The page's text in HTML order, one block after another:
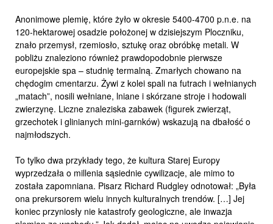
Anonimowe plemię, które żyło w okresie 5400-4700 p.n.e. na
120-hektarowej osadzie położonej w dzisiejszym Ploczniku,
znało przemysł, rzemiosło, sztukę oraz obróbkę metali. W
pobliżu znaleziono również prawdopodobnie pierwsze
europejskie spa – studnię termalną. Zmarłych chowano na
chędogim cmentarzu. Żywi z kolei spali na futrach i wełnianych
„matach”, nosili wełniane, lniane i skórzane stroje i hodowali
zwierzynę. Liczne znaleziska zabawek (figurek zwierząt,
grzechotek i glinianych mini-garnków) wskazują na dbałość o
najmłodszych.
To tylko dwa przykłady tego, że kultura Starej Europy
wyprzedzała o millenia sąsiednie cywilizacje, ale mimo to
została zapomniana. Pisarz Richard Rudgley odnotował: „Była
ona prekursorem wielu innych kulturalnych trendów. […] Jej
koniec przyniosły nie katastrofy geologiczne, ale inwazja